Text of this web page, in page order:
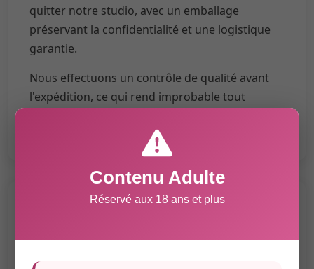
quitter notre studio, avec un emballage
préservant la confidentialité et une logistique
garantie.
Nous effectuons un contrôle de qualité avant
l'expédition, ce qui rend improbable tout
Avec un service de première classe et une
Contenu Adulte
Réservé aux 18 ans et plus